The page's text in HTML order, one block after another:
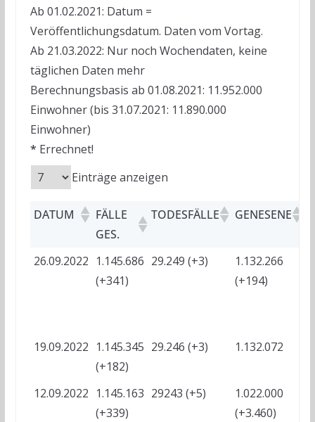
Ab 01.02.2021: Datum =
Veröffentlichungsdatum. Daten vom Vortag.
Ab 21.03.2022: Nur noch Wochendaten, keine
täglichen Daten mehr
Berechnungsbasis ab 01.08.2021: 11.952.000
Einwohner (bis 31.07.2021: 11.890.000
Einwohner)
* Errechnet!
Einträge anzeigen
DATUM
FÄLLE
GES.
TODESFÄLLE GENESENE
26.09.2022 1.145.686
(+341)
29.249 (+3)
1.132.266
(+194)
19.09.2022 1.145.345
(+182)
29.246 (+3) 1.132.072
12.09.2022 1.145.163
(+339)
29243 (+5)
1.022.000
(+3.460)